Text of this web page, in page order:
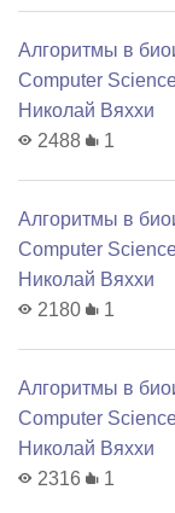
Алгоритмы в
Computer
Николай Вяххи
2488
1
Алгоритмы в
Computer
Николай Вяххи
2180
1
Алгоритмы в
Computer
Николай Вяххи
2316
1